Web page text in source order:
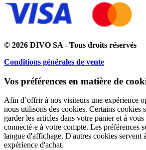
© 2026 DIVO SA - Tous droits réservés
Conditions générales de vente
Vos préférences en matière de
Afin d’offrir à nos visiteurs une expérience
nous utilisons des cookies. Certains cookies
garder les articles dans votre panier et à
connecté-e à votre compte. Les préférences
langue d'affichage. D'autres cookies servent
expérience d'achat.